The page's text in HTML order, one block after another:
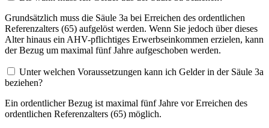
Grundsätzlich muss die Säule 3a bei Erreichen des ordentlichen
Referenzalters (65) aufgelöst werden. Wenn Sie jedoch über dieses
Alter hinaus ein AHV-pflichtiges Erwerbseinkommen erzielen, kann
der Bezug um maximal fünf Jahre aufgeschoben werden.
Unter welchen Voraussetzungen kann ich Gelder in der Säule 3a
beziehen?
Ein ordentlicher Bezug ist maximal fünf Jahre vor Erreichen des
ordentlichen Referenzalters (65) möglich.